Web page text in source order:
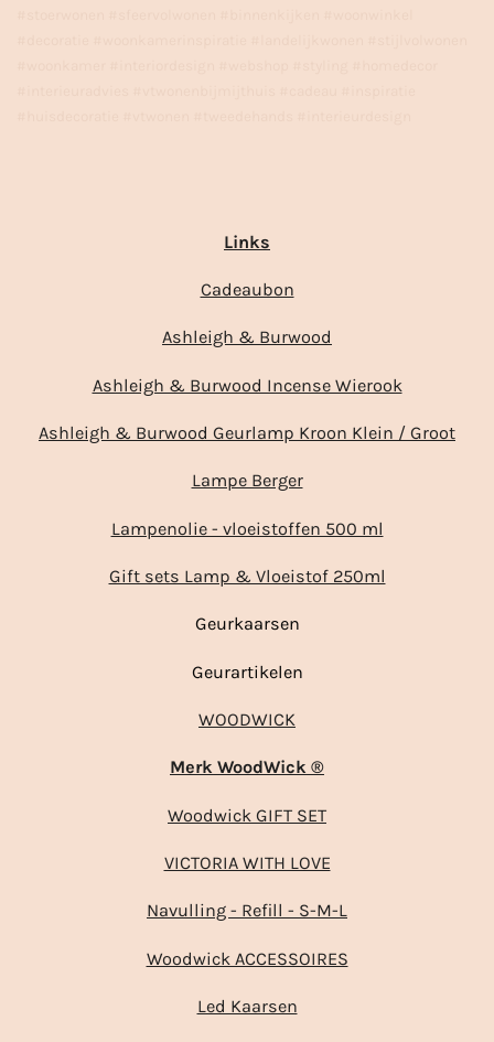
Links
Cadeaubon
Ashleigh & Burwood
Ashleigh & Burwood Incense Wierook
Ashleigh & Burwood Geurlamp Kroon Klein / Groot
Lampe Berger
Lampenolie - vloeistoffen 500 ml
Gift sets Lamp & Vloeistof 250ml
Geurkaarsen
Geurartikelen
WOODWICK
Merk WoodWick ®
Woodwick GIFT SET
VICTORIA WITH LOVE
Navulling - Refill - S-M-L
Woodwick ACCESSOIRES
Led Kaarsen